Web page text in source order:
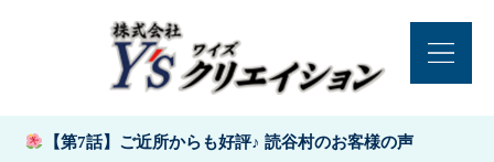
【第7話】ご近所からも好評♪ 読谷村のお客様の声